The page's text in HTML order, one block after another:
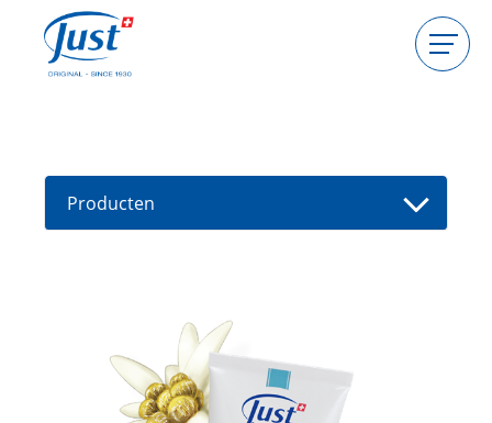
Consulente worden
Gids
Producten
Aanbiedingen
High Light
Bad